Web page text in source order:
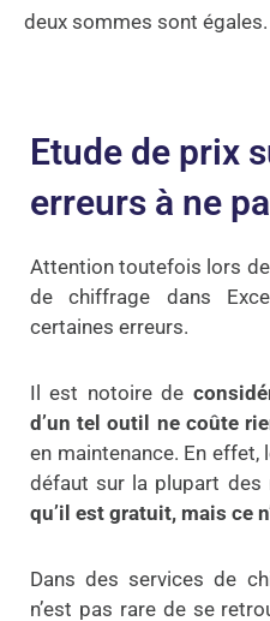
deux sommes sont égales.
Etude de prix
erreurs à ne
Attention toutefois lors de
de chiffrage dans
certaines erreurs.
Il est notoire de
d’un tel outil ne coûte
en maintenance. En
défaut sur la plupart des
qu’il est gratuit, mais ce
Dans des services de
n’est pas rare de se